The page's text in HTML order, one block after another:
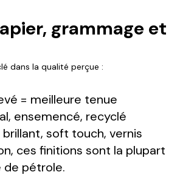
grammage et
dans la qualité perçue :
= meilleure tenue
ensemencé, recyclé
soft touch, vernis
ces finitions sont la plupart
de pétrole.